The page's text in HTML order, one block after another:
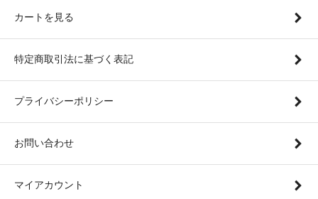
カートを見る
特定商取引法に基づく表記
プライバシーポリシー
お問い合わせ
マイアカウント